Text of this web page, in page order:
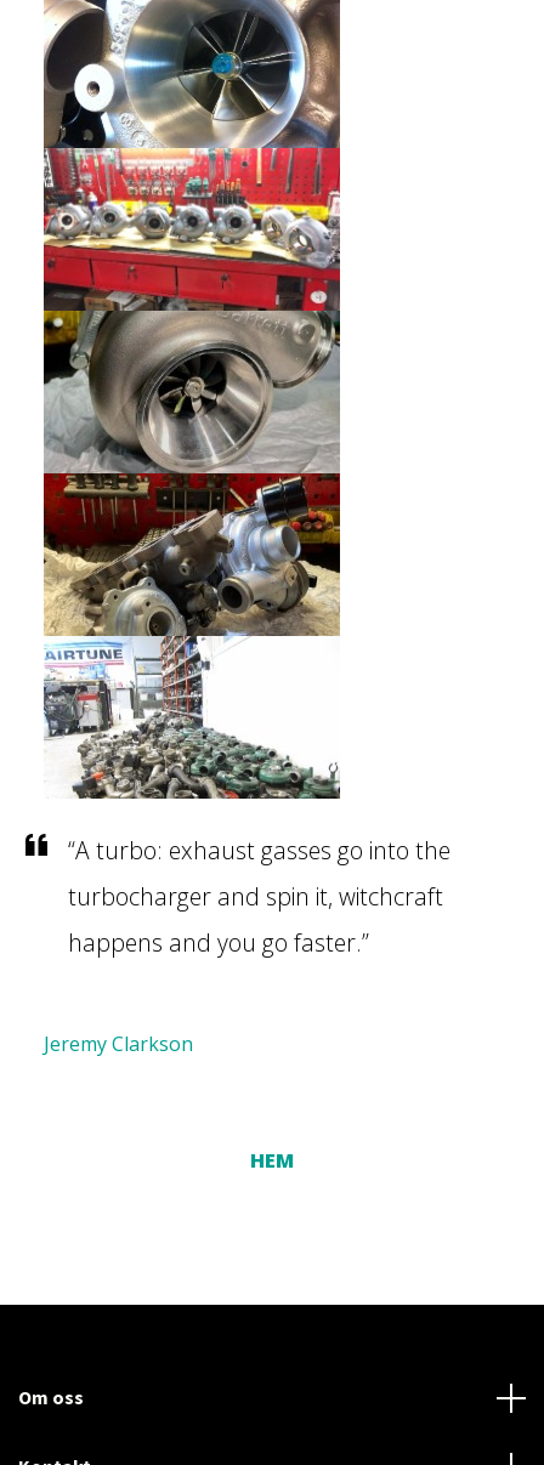
“A turbo: exhaust gasses go into the
turbocharger and spin it, witchcraft
happens and you go faster.”
Jeremy Clarkson
HEM
Om oss